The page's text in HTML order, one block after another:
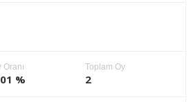
Oranı
%
Toplam Oy
2